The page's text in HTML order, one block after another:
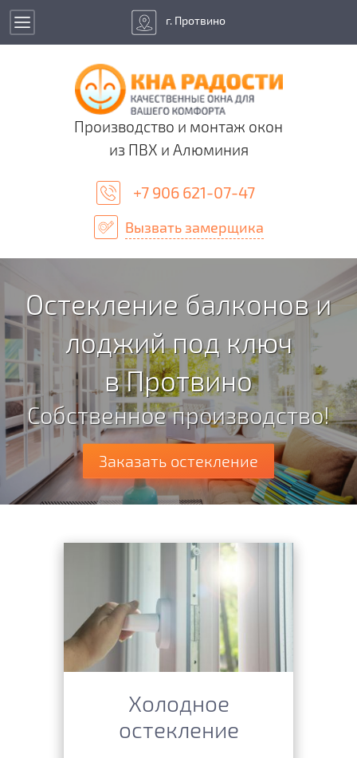
г. Протвино
Производство и монтаж окон
из ПВХ и Алюминия
+7 906 621-07-47
Вызвать замерщика
Остекление балконов и
лоджий под ключ
в Протвино
Собственное производство!
Заказать остекление
Холодное
остекление